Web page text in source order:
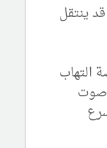
ينتقل
التهاب
صوت